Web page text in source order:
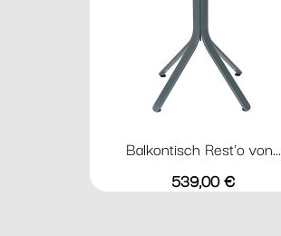
Balkontisch Rest'o von...
Preis
539,00 €